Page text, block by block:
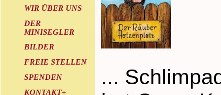
WIR ÜBER UNS
DER
MINISEGLER
BILDER
FREIE STELLEN
SPENDEN
KONTAKT+
...